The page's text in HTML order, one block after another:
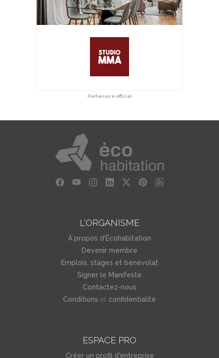
Partenaire officiel
L'ORGANISME
À propos d'Écohabitation
Devenir membre
Emplois, stages et bénévolat
Signer le Manifeste
Contactez-nous
Conditions et confidentialité
ESPACE PRO
Créer un profil d'entreprise